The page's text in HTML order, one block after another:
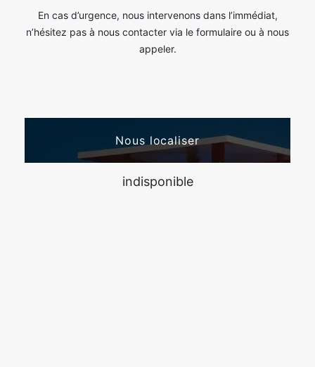
En cas d’urgence, nous intervenons dans l’immédiat,
n’hésitez pas à nous contacter via le formulaire ou à nous
appeler.
Nous localiser
indisponible